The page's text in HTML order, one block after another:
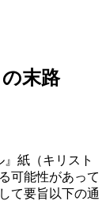
末路
紙（キリスト
可能性があって
て要旨以下の通